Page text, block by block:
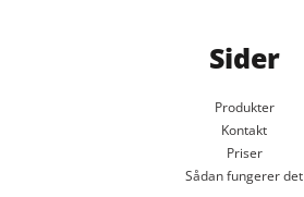
Sider
Produkter
Kontakt
Priser
Sådan fungerer det